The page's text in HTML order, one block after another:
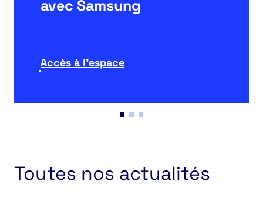
avec Samsung
Accès à l'espace
Toutes nos actualités